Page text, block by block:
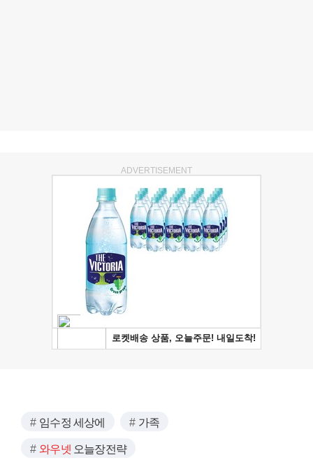
ADVERTISEMENT
임수정 세상에 가족
와우넷 오늘장전략